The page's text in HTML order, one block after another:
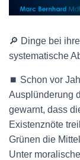
🔎 Dinge bei
systematische
⏹️ Schon vor
Ausplünderung
gewarnt, dass
Existenznöte
Grünen die
Unter